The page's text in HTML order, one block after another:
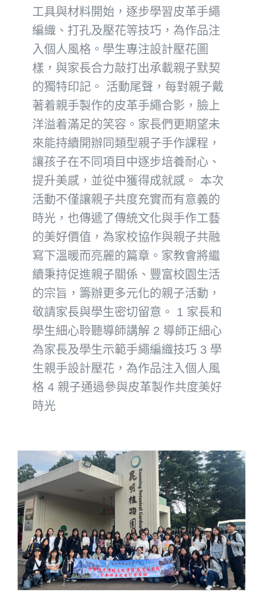
工具與材料開始，逐步學習皮革手繩
編織、打孔及壓花等技巧，為作品注
入個人風格。學生專注設計壓花圖
樣，與家長合力敲打出承載親子默契
的獨特印記。 活動尾聲，每對親子戴
著着親手製作的皮革手繩合影，臉上
洋溢着滿足的笑容。家長們更期望未
來能持續開辦同類型親子手作課程，
讓孩子在不同項目中逐步培養耐心、
提升美感，並從中獲得成就感。 本次
活動不僅讓親子共度充實而有意義的
時光，也傳遞了傳統文化與手作工藝
的美好價值，為家校協作與親子共融
寫下溫暖而亮麗的篇章。家教會將繼
續秉持促進親子關係、豐富校園生活
的宗旨，籌辦更多元化的親子活動，
敬請家長與學生密切留意。 1 家長和
學生細心聆聽導師講解 2 導師正細心
為家長及學生示範手繩編織技巧 3 學
生親手設計壓花，為作品注入個人風
格 4 親子通過參與皮革製作共度美好
時光